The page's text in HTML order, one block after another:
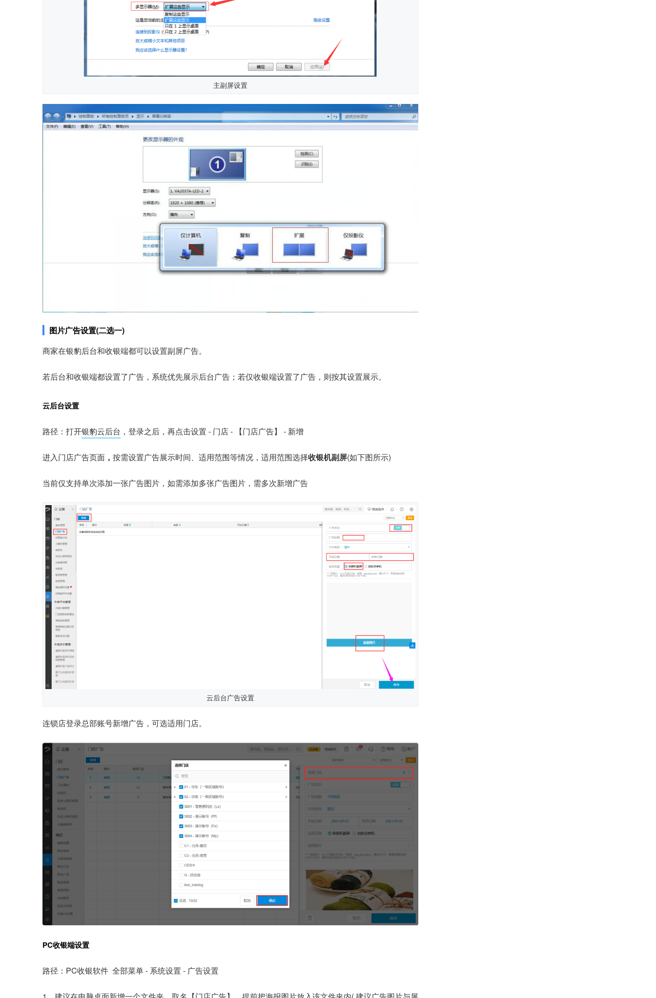
主副屏设置
图片广告设置(二选一)
商家在银豹后台和收银端都可以设置副屏广告。
若后台和收银端都设置了广告，系统优先展示后台广告；若仅收银端设置了广告，则按其设置展示。
云后台设置
路径：打开银豹云后台 ，登录之后，再点击设置 - 门店 - 【门店广告】 - 新增
进入门店广告页面 ， 按需设置广告展示时间、适用范围等情况，适用范围选择收银机副屏(如下图所示)
当前仅支持单次添加一张广告图片，如需添加多张广告图片，需多次新增广告
云后台广告设置
连锁店登录总部账号新增广告，可选适用门店。
PC收银端设置
路径：PC收银软件 全部菜单 - 系统设置 - 广告设置